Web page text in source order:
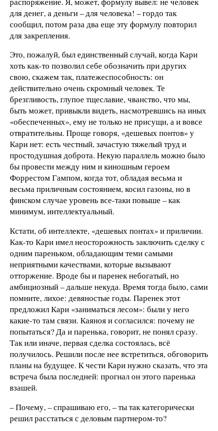
для денег, а деньги – для человека! – гордо так
сообщил, потом раза два еще эту формулу повторил
для закрепления.
Это, пожалуй, был единственный случай, когда Кари
хоть как-то позволил себе обозначить при других
свою, скажем так, платежеспособность: он
действительно очень скромный человек. Те
брезгливость, глупое тщеславие, чванство, что мы,
быть может, привыкли видеть, насмотревшись на иных
«обеспеченных», ему не только не присущи, а и вовсе
отвратительны. Проще говоря, «дешевых понтов» у
Кари нет: есть честный, зачастую тяжелый труд и
простодушная доброта. Некую параллель можно было
бы провести между ним и киношным героем
Форрестом Гампом, когда тот, обладая весьма и
весьма приличным состоянием, косил газоны, но в
финском случае уровень все-таки повыше – как
минимум, интеллектуальный.
Кстати, об интеллекте, «дешевых понтах» и приличии.
Как-то Кари имел неосторожность заключить сделку с
одним пареньком, обладающим теми самыми
неприятными качествами, которые вызывают
отторжение. Вроде бы и паренек небогатый, но
амбициозный – дальше некуда. Время тогда было, сами
помните, лихое: девяностые годы. Паренек этот
предложил Кари «заниматься лесом»: были у него
какие-то там связи. Каяноя и согласился: почему не
попытаться? Да и паренька, говорит, не понял сразу.
Так или иначе, первая сделка состоялась, всё
получилось. Решили после нее встретиться, обговорить
планы на будущее. К чести Кари нужно сказать, что эта
встреча была последней: прогнал он этого паренька
взашей.
– Почему, – спрашиваю его, – ты так категорически
решил расстаться с деловым партнером-то?